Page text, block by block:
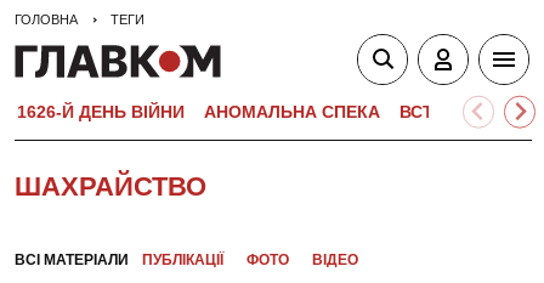
ГОЛОВНА ТЕГИ
1626-Й ДЕНЬ ВІЙНИ АНОМАЛЬНА СПЕКА ВСТУПНА
ШАХРАЙСТВО
ВСІ МАТЕРІАЛИ ПУБЛІКАЦІЇ ФОТО ВІДЕО